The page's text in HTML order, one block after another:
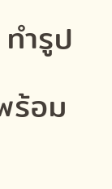
ำรูป
ร้อม